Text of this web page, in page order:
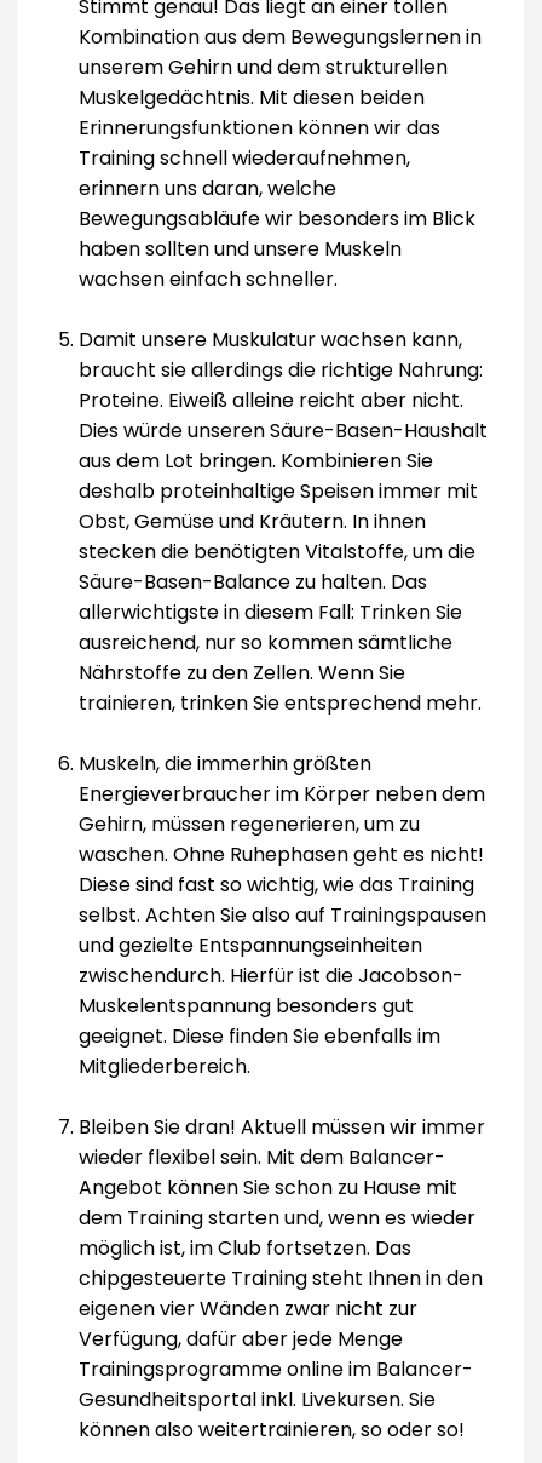
Stimmt genau! Das liegt an einer tollen
Kombination aus dem Bewegungslernen in
unserem Gehirn und dem strukturellen
Muskelgedächtnis. Mit diesen beiden
Erinnerungsfunktionen können wir das
Training schnell wiederaufnehmen,
erinnern uns daran, welche
Bewegungsabläufe wir besonders im Blick
haben sollten und unsere Muskeln
wachsen einfach schneller.
Damit unsere Muskulatur wachsen kann,
braucht sie allerdings die richtige Nahrung:
Proteine. Eiweiß alleine reicht aber nicht.
Dies würde unseren Säure-Basen-Haushalt
aus dem Lot bringen. Kombinieren Sie
deshalb proteinhaltige Speisen immer mit
Obst, Gemüse und Kräutern. In ihnen
stecken die benötigten Vitalstoffe, um die
Säure-Basen-Balance zu halten. Das
allerwichtigste in diesem Fall: Trinken Sie
ausreichend, nur so kommen sämtliche
Nährstoffe zu den Zellen. Wenn Sie
trainieren, trinken Sie entsprechend mehr.
Muskeln, die immerhin größten
Energieverbraucher im Körper neben dem
Gehirn, müssen regenerieren, um zu
waschen. Ohne Ruhephasen geht es nicht!
Diese sind fast so wichtig, wie das Training
selbst. Achten Sie also auf Trainingspausen
und gezielte Entspannungseinheiten
zwischendurch. Hierfür ist die Jacobson-
Muskelentspannung besonders gut
geeignet. Diese finden Sie ebenfalls im
Mitgliederbereich.
Bleiben Sie dran! Aktuell müssen wir immer
wieder flexibel sein. Mit dem Balancer-
Angebot können Sie schon zu Hause mit
dem Training starten und, wenn es wieder
möglich ist, im Club fortsetzen. Das
chipgesteuerte Training steht Ihnen in den
eigenen vier Wänden zwar nicht zur
Verfügung, dafür aber jede Menge
Trainingsprogramme online im Balancer-
Gesundheitsportal inkl. Livekursen. Sie
können also weitertrainieren, so oder so!